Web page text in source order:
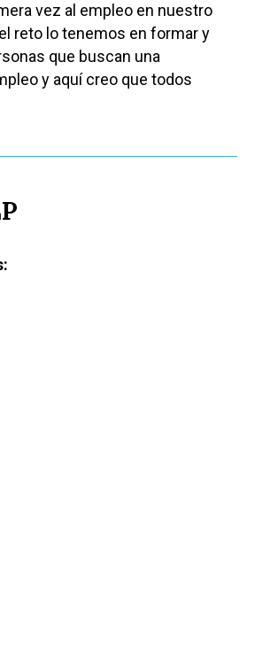
vez al empleo en nuestro
reto lo tenemos en formar y
que buscan una
y aquí creo que todos